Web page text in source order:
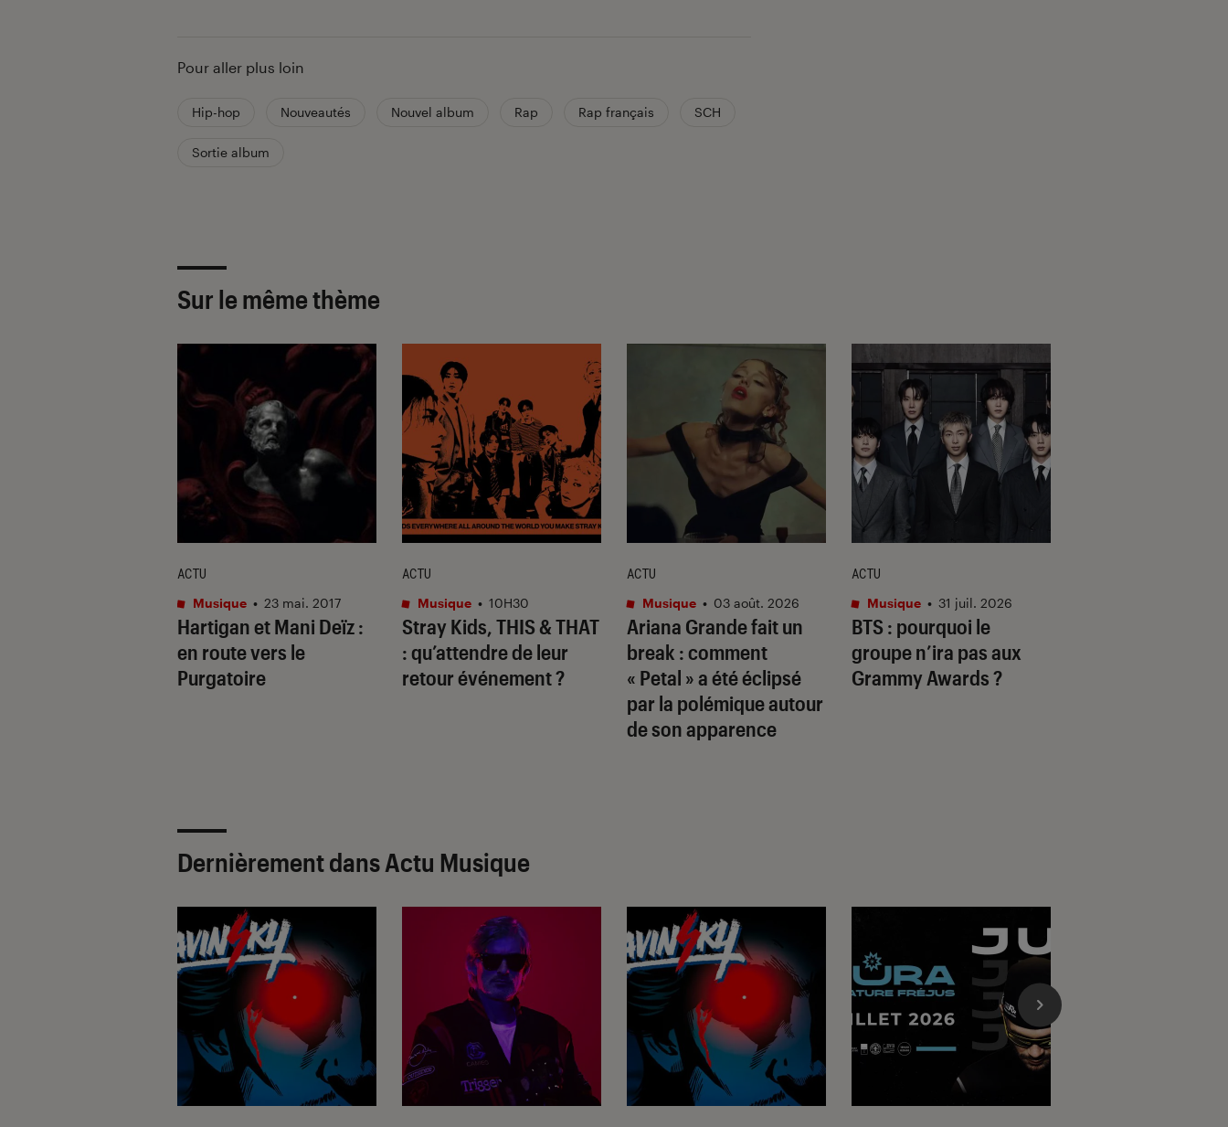
Pour aller plus loin
Hip-hop Nouveautés Nouvel album Rap Rap français SCH
Sortie album
Sur le même thème
Hartigan et Mani Deïz :
en route vers le
Purgatoire
ACTU
Musique • 23 mai. 2017
Stray Kids,THIS & THAT
: qu’attendre de leur
retour événement ?
ACTU
Musique • 10H30
Ariana Grande fait un
break : comment
« Petal » a été éclipsé
par la polémique autour
de son apparence
ACTU
Musique • 03 août. 2026
BTS : pourquoi le
groupe n’ira pas aux
Grammy Awards ?
ACTU
Musique • 31 juil. 2026
Dernièrement dans Actu Musique